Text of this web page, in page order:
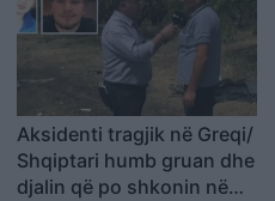
Aksidenti tragjik në Greqi/
Shqiptari humb gruan dhe
djalin që po shkonin në